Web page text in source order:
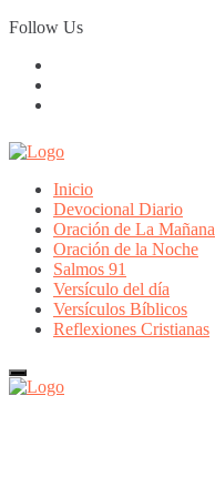
Skip
to
Follow Us
Inicio
Devocional Diario
Oración de La Mañana
Oración de la Noche
Salmos 91
Versículo del día
Versículos Bíblicos
Reflexiones Cristianas